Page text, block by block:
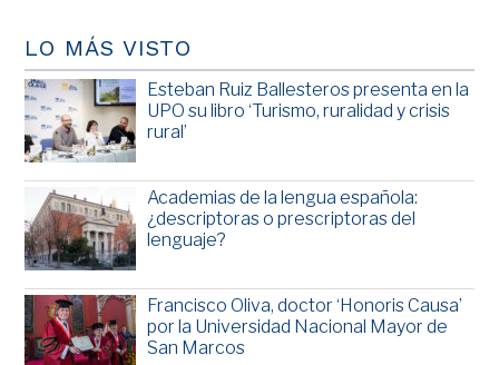
LO MÁS VISTO
Esteban Ruiz Ballesteros presenta en la
UPO su libro ‘Turismo, ruralidad y crisis
rural’
Academias de la lengua española:
¿descriptoras o prescriptoras del
lenguaje?
Francisco Oliva, doctor ‘Honoris Causa’
por la Universidad Nacional Mayor de
San Marcos